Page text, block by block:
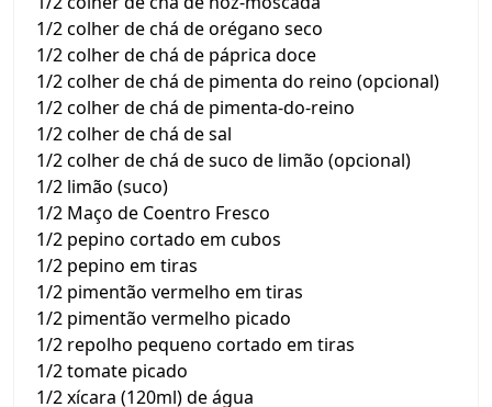
1/2 colher de chá de orégano seco
1/2 colher de chá de páprica doce
1/2 colher de chá de pimenta do reino (opcional)
1/2 colher de chá de pimenta-do-reino
1/2 colher de chá de sal
1/2 colher de chá de suco de limão (opcional)
1/2 limão (suco)
1/2 Maço de Coentro Fresco
1/2 pepino cortado em cubos
1/2 pepino em tiras
1/2 pimentão vermelho em tiras
1/2 pimentão vermelho picado
1/2 repolho pequeno cortado em tiras
1/2 tomate picado
1/2 xícara (120ml) de água